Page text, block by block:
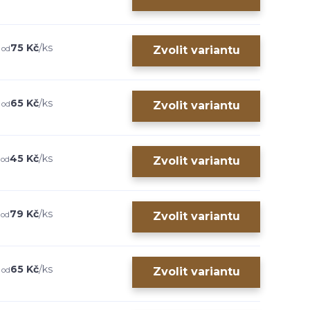
75 Kč/ks Zvolit variantu
65 Kč/ks Zvolit variantu
45 Kč/ks Zvolit variantu
79 Kč/ks Zvolit variantu
65 Kč/ks Zvolit variantu